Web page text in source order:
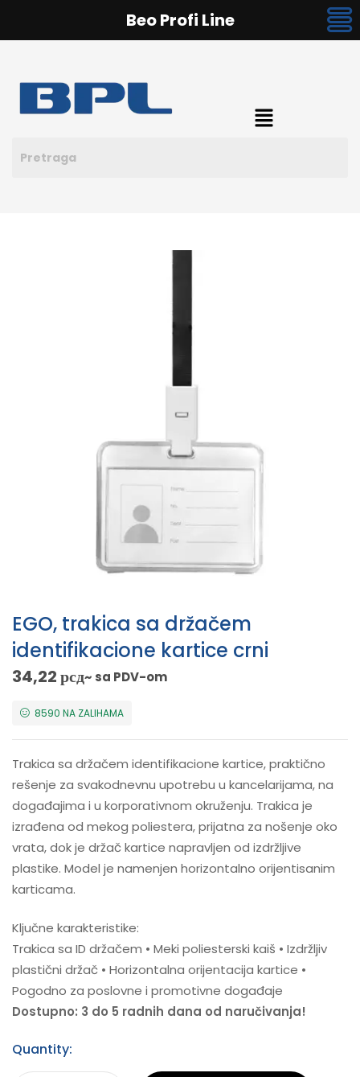
EGO, trakica sa držačem
identifikacione kartice crni
34,22рсд~ sa PDV-om
8590 NA ZALIHAMA
Trakica sa držačem identifikacione kartice, praktično
rešenje za svakodnevnu upotrebu u kancelarijama, na
događajima i u korporativnom okruženju. Trakica je
izrađena od mekog poliestera, prijatna za nošenje oko
vrata, dok je držač kartice napravljen od izdržljive
plastike. Model je namenjen horizontalno orijentisanim
karticama.
Ključne karakteristike:
Trakica sa ID držačem • Meki poliesterski kaiš • Izdržljiv
plastični držač • Horizontalna orijentacija kartice •
Pogodno za poslovne i promotivne događaje
Dostupno: 3 do 5 radnih dana od naručivanja!
Quantity:
Beo Profi Line